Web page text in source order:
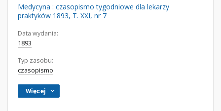
Medycyna : czasopismo tygodniowe dla lekarzy
praktyków 1893, T. XXI, nr 7
Data wydania:
1893
Typ zasobu:
czasopismo
Więcej